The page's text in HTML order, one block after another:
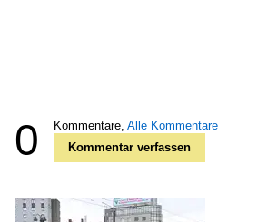
0 Kommentare, Alle Kommentare
Kommentar verfassen